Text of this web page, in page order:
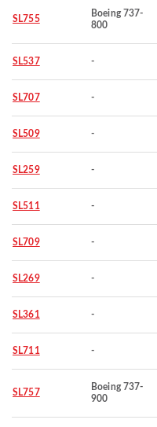
SL755
Boeing 737-
800
SL537 -
SL707 -
SL509 -
SL259 -
SL511 -
SL709 -
SL269 -
SL361 -
SL711 -
SL757
Boeing 737-
900